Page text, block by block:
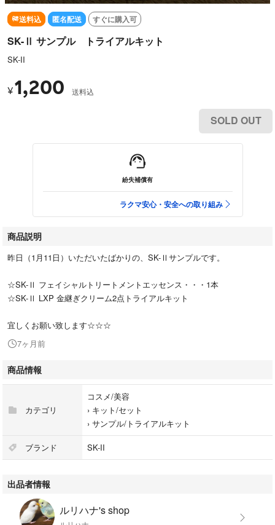
送料込 匿名配送 すぐに購入可
SK-Ⅱ サンプル トライアルキット
SK-II
¥1,200 送料込
SOLD OUT
紛失補償有
ラクマ安心・安全への取り組み
商品説明
昨日（1月11日）いただいたばかりの、SK-Ⅱサンプルです。
☆SK-Ⅱ フェイシャルトリートメントエッセンス・・・1本
☆SK-Ⅱ LXP 金継ぎクリーム2点トライアルキット
宜しくお願い致します☆☆☆
7ヶ月前
商品情報
カテゴリ
コスメ/美容
› キット/セット
› サンプル/トライアルキット
ブランド SK-II
出品者情報
ルリハナ's shop